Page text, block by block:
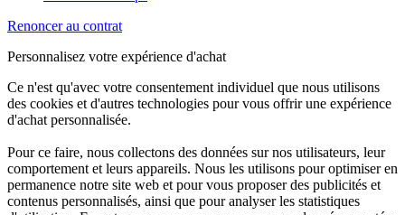
Renoncer au contrat
Personnalisez votre expérience d'achat
Ce n'est qu'avec votre consentement individuel que nous utilisons
des cookies et d'autres technologies pour vous offrir une expérience
d'achat personnalisée.
Pour ce faire, nous collectons des données sur nos utilisateurs, leur
comportement et leurs appareils. Nous les utilisons pour optimiser en
permanence notre site web et pour vous proposer des publicités et
contenus personnalisés, ainsi que pour analyser les statistiques